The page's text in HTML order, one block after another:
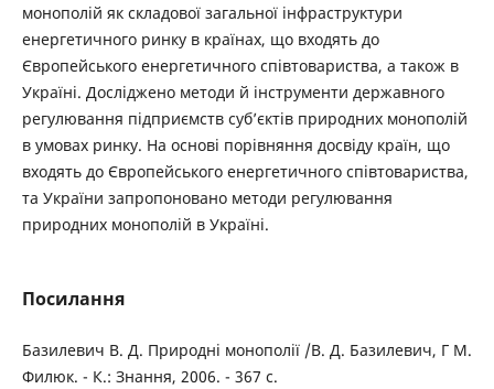
монополій як складової загальної інфраструктури
енергетичного ринку в країнах, що входять до
Європейського енергетичного співтовариства, а також в
Україні. Досліджено методи й інструменти державного
регулювання підприємств суб’єктів природних монополій
в умовах ринку. На основі порівняння досвіду країн, що
входять до Європейського енергетичного співтовариства,
та України запропоновано методи регулювання
природних монополій в Україні.
Посилання
Базилевич В. Д. Природні монополії /В. Д. Базилевич, Г М.
Филюк. - К.: Знання, 2006. - 367 с.